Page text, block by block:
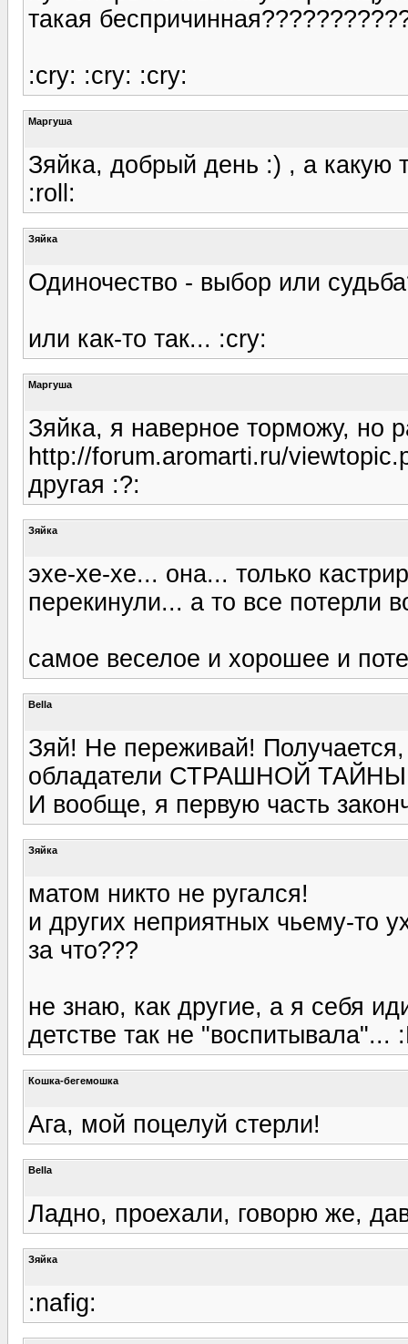
такая
:cry: :cry: :cry:
Маргуша
Зяйка, добрый день :) , а какую
:roll:
Зяйка
Одиночество - выбор или
или как-то так... :cry:
Маргуша
Зяйка, я наверное торможу, но
http://forum.aromarti.ru/
другая :?:
Зяйка
эхе-хе-хе... она... только
перекинули... а то все потерли
самое веселое и хорошее и
Bella
Зяй! Не переживай!
обладатели СТРАШНОЙ
И вообще, я первую часть
Зяйка
матом никто не ругался!
и других неприятных чьему-то
за что???
не знаю, как другие, а я себя
детстве так не "воспитывала"...
Кошка-бегемошка
Ага, мой поцелуй стерли!
Bella
Ладно, проехали, говорю же,
Зяйка
:nafig: